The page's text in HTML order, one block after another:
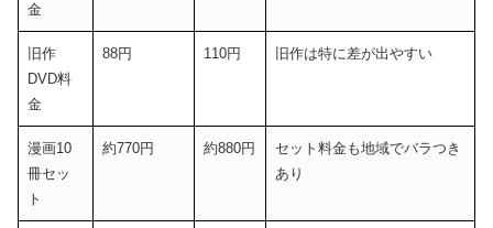
金
旧作
DVD料
金
88円 110円 旧作は特に差が出やすい
漫画10
冊セッ
ト
約770円 約880円
セット料金も地域でバラつき
あり